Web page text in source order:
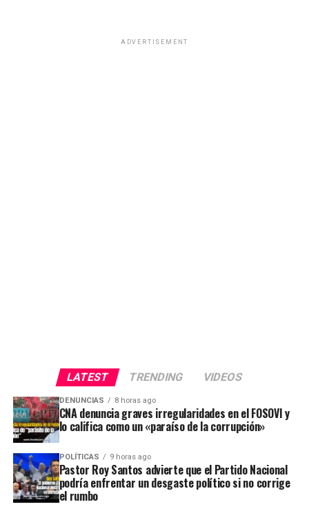
ADVERTISEMENT
LATEST TRENDING VIDEOS
DENUNCIAS 8 horas ago
CNA denuncia graves irregularidades en el FOSOVI y
lo califica como un «paraíso de la corrupción»
POLÍTICAS 9 horas ago
Pastor Roy Santos advierte que el Partido Nacional
podría enfrentar un desgaste político si no corrige
el rumbo